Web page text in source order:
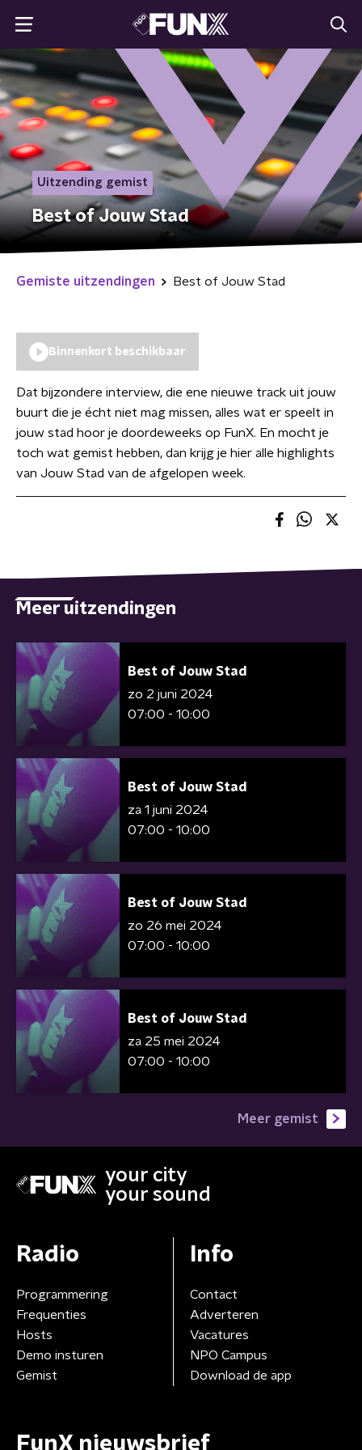
Uitzending gemist
Best of Jouw Stad
Gemiste uitzendingen Best of Jouw Stad
Binnenkort beschikbaar
Dat bijzondere interview, die ene nieuwe track uit jouw
buurt die je écht niet mag missen, alles wat er speelt in
jouw stad hoor je doordeweeks op FunX. En mocht je
toch wat gemist hebben, dan krijg je hier alle highlights
van Jouw Stad van de afgelopen week.
Meer uitzendingen
Best of Jouw Stad
zo 2 juni 2024
07:00 - 10:00
Best of Jouw Stad
za 1 juni 2024
07:00 - 10:00
Best of Jouw Stad
zo 26 mei 2024
07:00 - 10:00
Best of Jouw Stad
za 25 mei 2024
07:00 - 10:00
Meer gemist
your city
your sound
Radio
Programmering
Frequenties
Hosts
Demo insturen
Gemist
Info
Contact
Adverteren
Vacatures
NPO Campus
Download de app
FunX nieuwsbrief